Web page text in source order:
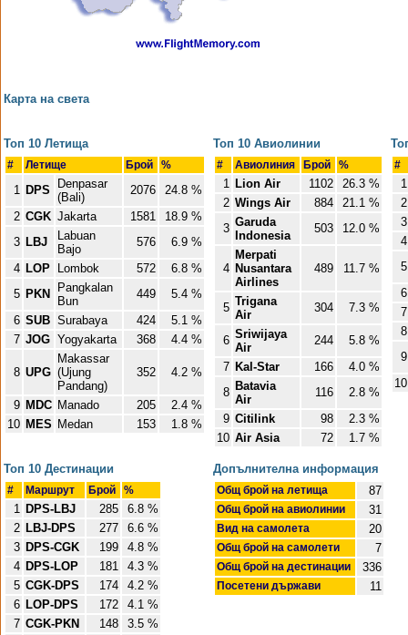
Карта на света
Топ 10 Летища
# Летище Брой %
1 DPS
Denpasar
(Bali)
2076
24.8 %
2 CGK Jakarta 1581
18.9 %
3 LBJ
Labuan
Bajo
576
6.9 %
4 LOP Lombok 572
6.8 %
5 PKN
Pangkalan
Bun
449
5.4 %
6 SUB Surabaya 424
5.1 %
7 JOG Yogyakarta 368 4.4 %
8 UPG
Makassar
(Ujung
Pandang)
352 4.2 %
9 MDC Manado 205
2.4 %
10 MES Medan 153 1.8 %
Топ 10 Авиолинии
# Авиолиния Брой %
1 Lion Air 1102
26.3 %
2 Wings Air 884
21.1 %
3 Garuda
Indonesia
503 12.0 %
4
Merpati
Nusantara
Airlines
489 11.7 %
5 Trigana
Air
304 7.3 %
6 Sriwijaya
Air
244
5.8 %
7 Kal-Star 166
4.0 %
8 Batavia
Air
116
2.8 %
9 Citilink 98
2.3 %
10 Air Asia 72 1.7 %
#
1
2
3
4
5
6
7
8
9
10
Топ 10 Дестинации
# Маршрут Брой %
1 DPS-LBJ 285
6.8 %
2 LBJ-DPS 277
6.6 %
3 DPS-CGK 199
4.8 %
4 DPS-LOP 181
4.3 %
5 CGK-DPS 174
4.2 %
6 LOP-DPS 172
4.1 %
7 CGK-PKN 148
3.5 %
Допълнителна информация
Общ брой на летища 87
Общ брой на авиолинии 31
Вид на самолета 20
Общ брой на самолети 7
Общ брой на дестинации 336
Посетени държави 11